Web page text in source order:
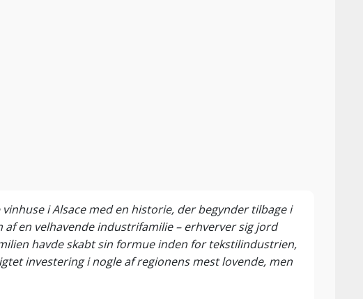
i Alsace med en historie, der begynder tilbage i
af en velhavende industrifamilie – erhverver sig jord
havde skabt sin formue inden for tekstilindustrien,
investering i nogle af regionens mest lovende, men